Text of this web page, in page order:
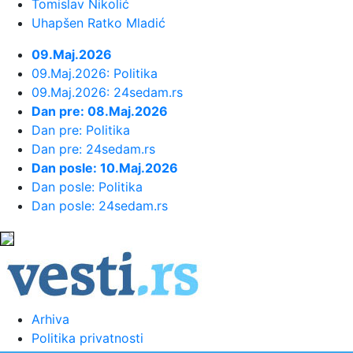
EVROPU: Važan igrač završio sezon...
23:46:Bivši igrač Barselone ide u Los
Anđeles
23:45: Izgubili ste pasoš usred odmora?
Ne paničite: Ovo su koraci koj...
23:40:Svetske DJ zvezde stižu u Sarajevo
na prvi Circus Maximus: Fedde...
krv": Prikupljeno je ukupno 307 ...
23:31:U julu u Sloveniji prodato 12,4 posto
Tomislav Nikolić
Uhapšen Ratko Mladić
09.Maj.2026
09.Maj.2026: Politika
09.Maj.2026: 24sedam.rs
Dan pre: 08.Maj.2026
Dan pre: Politika
Dan pre: 24sedam.rs
Dan posle: 10.Maj.2026
Dan posle: Politika
Dan posle: 24sedam.rs
Arhiva
Politika privatnosti